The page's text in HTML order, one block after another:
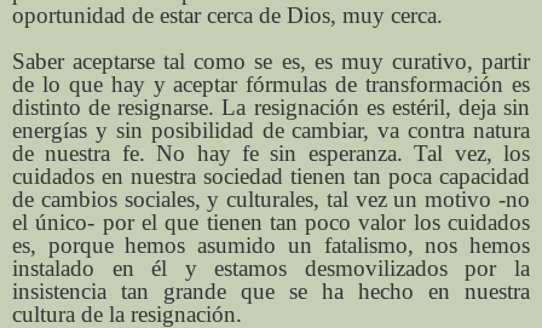
oportunidad de estar cerca de Dios, muy cerca.
Saber aceptarse tal como se es, es muy curativo, partir
de lo que hay y aceptar fórmulas de transformación es
distinto de resignarse. La resignación es estéril, deja sin
energías y sin posibilidad de cambiar, va contra natura
de nuestra fe. No hay fe sin esperanza. Tal vez, los
cuidados en nuestra sociedad tienen tan poca capacidad
de cambios sociales, y culturales, tal vez un motivo -no
el único- por el que tienen tan poco valor los cuidados
es, porque hemos asumido un fatalismo, nos hemos
instalado en él y estamos desmovilizados por la
insistencia tan grande que se ha hecho en nuestra
cultura de la resignación.